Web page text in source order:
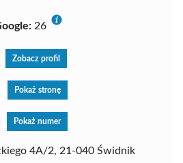
26
Zobacz profil
Pokaż stronę
Pokaż numer
4A/2, 21-040 Świdnik